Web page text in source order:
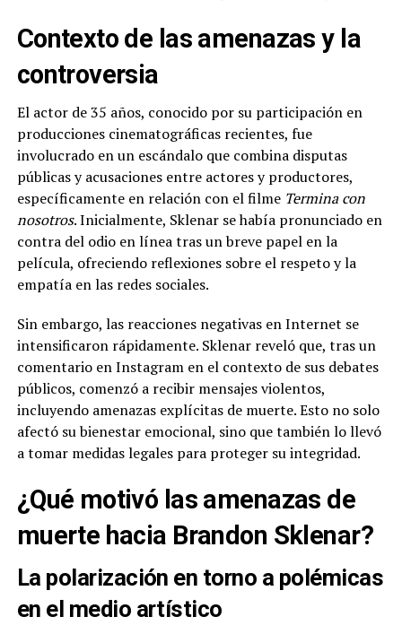
Contexto de las amenazas y la
controversia
El actor de 35 años, conocido por su participación en
producciones cinematográficas recientes, fue
involucrado en un escándalo que combina disputas
públicas y acusaciones entre actores y productores,
específicamente en relación con el filme Termina con
nosotros. Inicialmente, Sklenar se había pronunciado en
contra del odio en línea tras un breve papel en la
película, ofreciendo reflexiones sobre el respeto y la
empatía en las redes sociales.
Sin embargo, las reacciones negativas en Internet se
intensificaron rápidamente. Sklenar reveló que, tras un
comentario en Instagram en el contexto de sus debates
públicos, comenzó a recibir mensajes violentos,
incluyendo amenazas explícitas de muerte. Esto no solo
afectó su bienestar emocional, sino que también lo llevó
a tomar medidas legales para proteger su integridad.
¿Qué motivó las amenazas de
muerte hacia Brandon Sklenar?
La polarización en torno a polémicas
en el medio artístico